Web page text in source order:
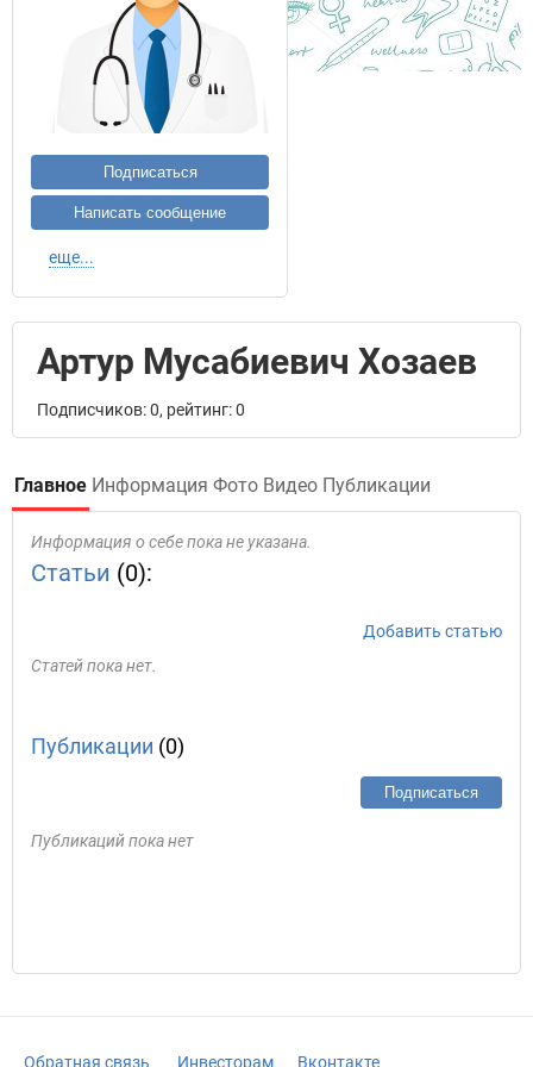
Подписаться
Написать сообщение
еще...
Артур Мусабиевич Хозаев
Подписчиков: 0, рейтинг: 0
Главное Информация Фото Видео Публикации
Информация о себе пока не указана.
Статьи (0):
Добавить статью
Статей пока нет.
Публикации (0)
Подписаться
Публикаций пока нет
Обратная связь Инвесторам Вконтакте